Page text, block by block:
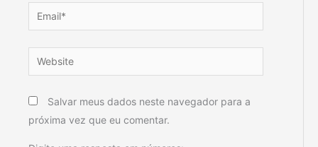
Email*
Website
Salvar meus dados neste navegador para a
próxima vez que eu comentar.